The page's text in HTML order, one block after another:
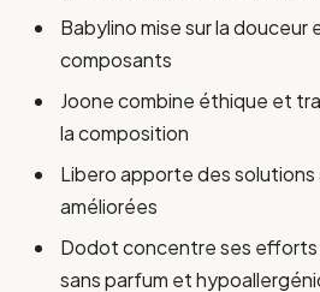
Babylino mise sur la douceur
composants
Joone combine éthique et
la composition
Libero apporte des
améliorées
Dodot concentre ses efforts
sans parfum et